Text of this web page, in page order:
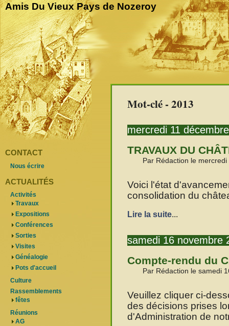
Amis Du Vieux Pays de Nozeroy
Mot-clé - 2013
mercredi 11
TRAVAUX DU
Par Rédaction le
Voici l'état
consolidation du
Lire la suite...
samedi 16 novembre
Compte-rendu du
Par Rédaction le samedi
Veuillez cliquer ci-
des décisions prises
d'Administration de
CONTACT
Nous écrire
ACTUALITÉS
Activités
Travaux
Expositions
Conférences
Sorties
Visites
Généalogie
Pots d'accueil
Culture
Rassemblements
fêtes
Réunions
AG